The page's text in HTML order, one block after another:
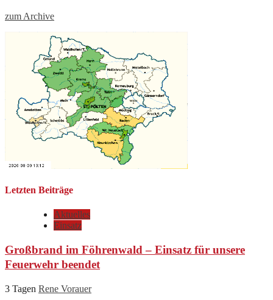
zum Archive
Letzten Beiträge
Aktuelles
Einsatz
Großbrand im Föhrenwald – Einsatz für unsere
Feuerwehr beendet
3 Tagen Rene Vorauer